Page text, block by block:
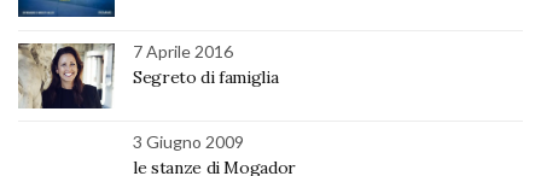
7 Aprile 2016
Segreto di famiglia
3 Giugno 2009
le stanze di Mogador